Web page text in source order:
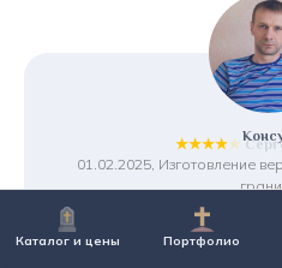
Каталог и цены Портфолио
★★★★★
01.02.2025, Изготовление
Большой выбор
Предложили рассрочку,